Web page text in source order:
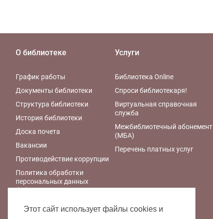
О библиотеке
График работы
Документы библиотеки
Структура библиотеки
История библиотеки
Доска почета
Вакансии
Противодействие коррупции
Политика обработки
персональных данных
библиотеки
Правила обработки
персональных данных
Услуги
Библиотека Online
Спроси библиотекаря!
Виртуальная справочная
служба
Межбиблиотечный абонемент
(МБА)
Перечень платных услуг
Этот сайт использует файлы cookies и